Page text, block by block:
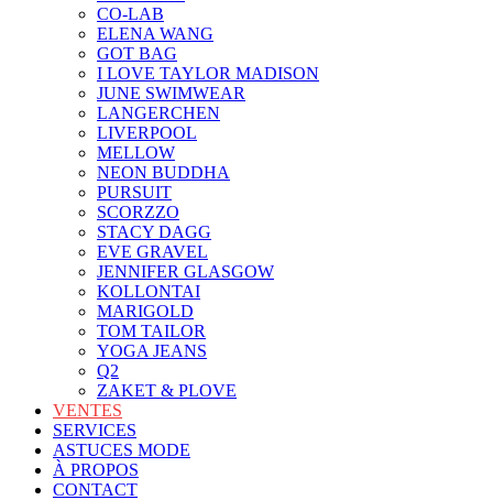
CO-LAB
ELENA WANG
GOT BAG
I LOVE TAYLOR MADISON
JUNE SWIMWEAR
LANGERCHEN
LIVERPOOL
MELLOW
NEON BUDDHA
PURSUIT
SCORZZO
STACY DAGG
EVE GRAVEL
JENNIFER GLASGOW
KOLLONTAI
MARIGOLD
TOM TAILOR
YOGA JEANS
Q2
ZAKET & PLOVE
VENTES
SERVICES
ASTUCES MODE
À PROPOS
CONTACT